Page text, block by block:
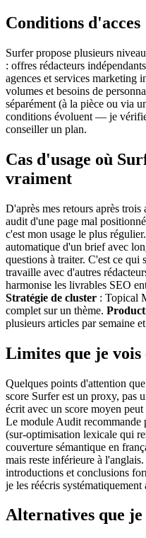
Conditions d'acces
Surfer propose plusieurs
: offres rédacteurs
agences et services marketing
volumes et besoins de
séparément (à la pièce ou via
conditions évoluent — je
conseiller un plan.
Cas d'usage où
vraiment
D'après mes retours après trois
audit d'une page mal
c'est mon usage le plus régulier.
automatique d'un brief avec
questions à traiter. C'est ce qui
travaille avec d'autres
harmonise les livrables SEO
Stratégie de cluster : Topical
complet sur un thème.
plusieurs articles par semaine
Limites que je vois
Quelques points d'attention
score Surfer est un proxy, pas
écrit avec un score moyen
Le module Audit recommande
(sur-optimisation lexicale qui
couverture sémantique en
mais reste inférieure à
introductions et conclusions
je les réécris systématiquement
Alternatives que je